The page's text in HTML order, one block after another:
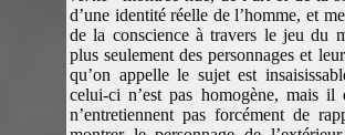
d’une identité réelle de l’homme, et
de la conscience à travers le jeu du
plus seulement des personnages et
qu’on appelle le sujet est
celui-ci n’est pas homogène, mais il
n’entretiennent pas forcément de